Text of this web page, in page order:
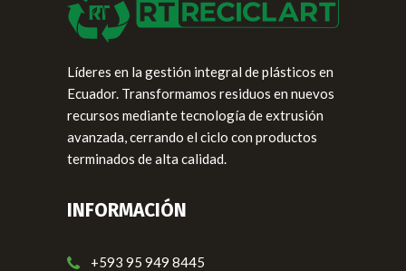
Líderes en la gestión integral de plásticos en
Ecuador. Transformamos residuos en nuevos
recursos mediante tecnología de extrusión
avanzada, cerrando el ciclo con productos
terminados de alta calidad.
INFORMACIÓN
+593 95 949 8445